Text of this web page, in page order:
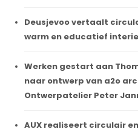
Deusjevoo vertaalt
warm en educatief
Werken gestart aan
naar ontwerp van a2o
Ontwerpatelier Peter
AUX realiseert circulair